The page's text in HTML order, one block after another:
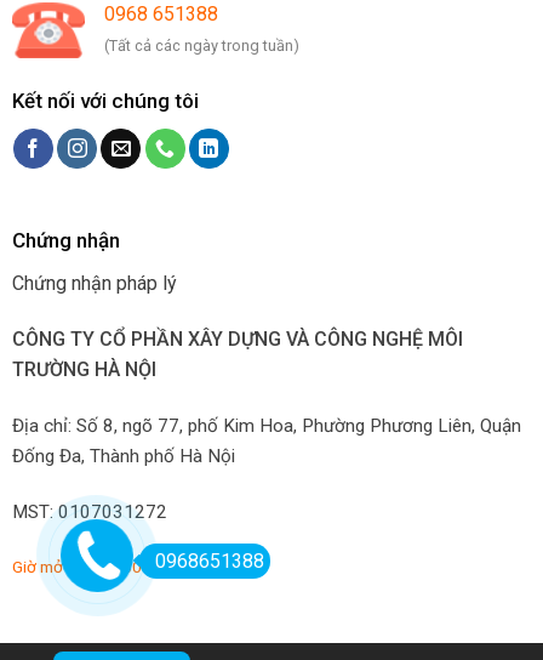
0968 651388
(Tất cả các ngày trong tuần)
Kết nối với chúng tôi
Chứng nhận
Chứng nhận pháp lý
CÔNG TY CỔ PHẦN XÂY DỰNG VÀ CÔNG NGHỆ MÔI
TRƯỜNG HÀ NỘI
Địa chỉ: Số 8, ngõ 77, phố Kim Hoa, Phường Phương Liên, Quận
Đống Đa, Thành phố Hà Nội
MST: 0107031272
Giờ mở hàng: 7:00-22:00 hàng ngày
0968651388